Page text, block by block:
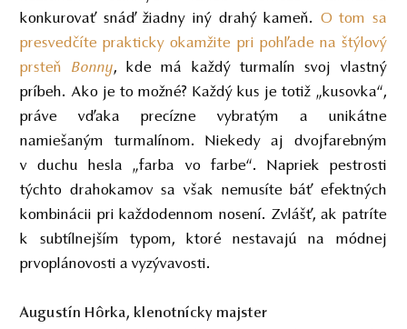
konkurovať snáď žiadny iný drahý kameň. O tom sa
presvedčíte prakticky okamžite pri pohľade na štýlový
prsteň Bonny, kde má každý turmalín svoj vlastný
príbeh. Ako je to možné? Každý kus je totiž „kusovka“,
práve vďaka precízne vybratým a unikátne
namiešaným turmalínom. Niekedy aj dvojfarebným
v duchu hesla „farba vo farbe“. Napriek pestrosti
týchto drahokamov sa však nemusíte báť efektných
kombinácii pri každodennom nosení. Zvlášť, ak patríte
k subtílnejším typom, ktoré nestavajú na módnej
prvoplánovosti a vyzývavosti.
Augustín Hôrka, klenotnícky majster